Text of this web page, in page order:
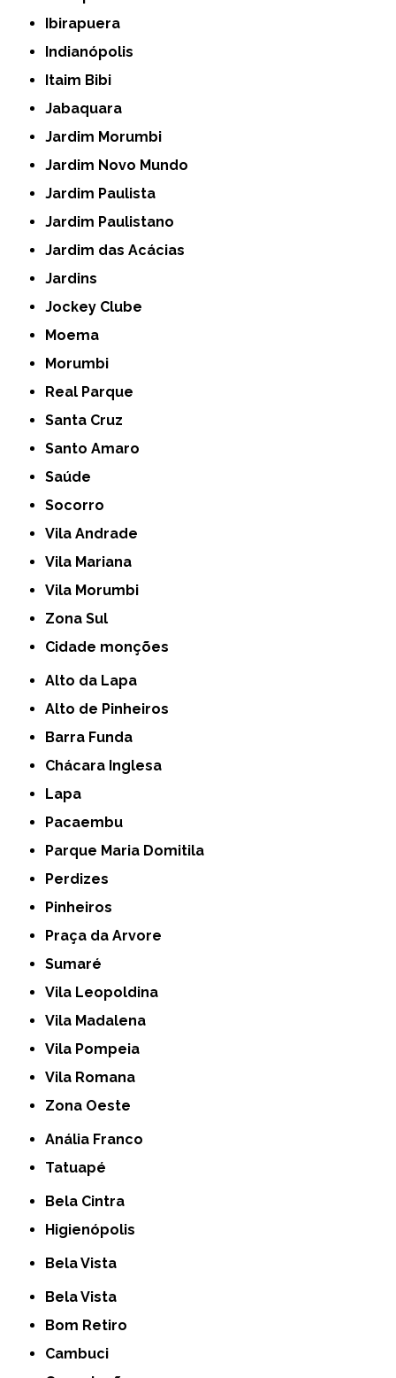
Ibirapuera
Indianópolis
Itaim Bibi
Jabaquara
Jardim Morumbi
Jardim Novo Mundo
Jardim Paulista
Jardim Paulistano
Jardim das Acácias
Jardins
Jockey Clube
Moema
Morumbi
Real Parque
Santa Cruz
Santo Amaro
Saúde
Socorro
Vila Andrade
Vila Mariana
Vila Morumbi
Zona Sul
cidade monções
Alto da Lapa
Alto de Pinheiros
Barra Funda
Chácara Inglesa
Lapa
Pacaembu
Parque Maria Domitila
Perdizes
Pinheiros
Praça da Arvore
Sumaré
Vila Leopoldina
Vila Madalena
Vila Pompeia
Vila Romana
Zona Oeste
Anália Franco
Tatuapé
Bela Cintra
Higienópolis
Bela Vista
Bela Vista
Bom Retiro
Cambuci